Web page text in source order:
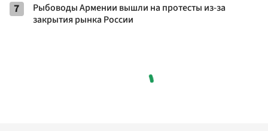
7
Рыбоводы Армении вышли на протесты из-за
закрытия рынка России